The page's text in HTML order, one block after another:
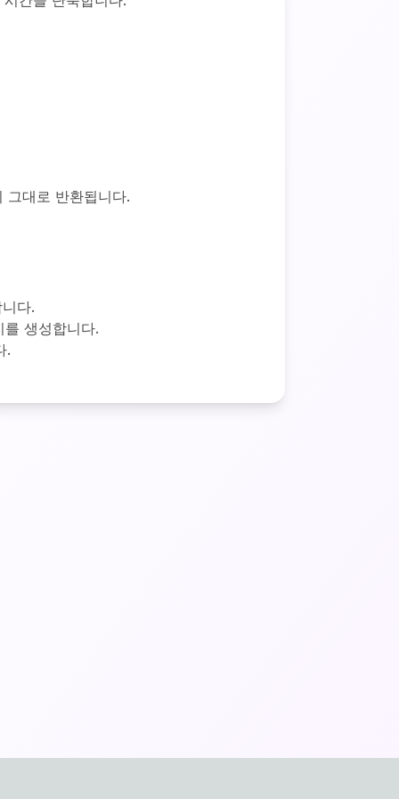
그대로 반환됩니다.
다.
생성합니다.
.